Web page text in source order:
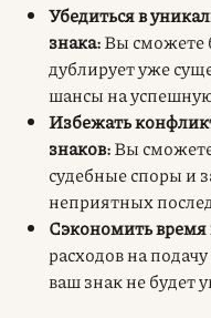
Убедиться в
знака:Вы сможете
дублирует уже
шансы на
Избежать
знаков:Вы
судебные споры и
неприятных
Сэкономить время
расходов на
ваш знак не будет